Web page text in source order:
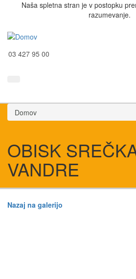
Naša spletna stran je v postopku
razumevanje.
03 427 95 00
Domov
OBISK
VANDRE
Nazaj na galerijo